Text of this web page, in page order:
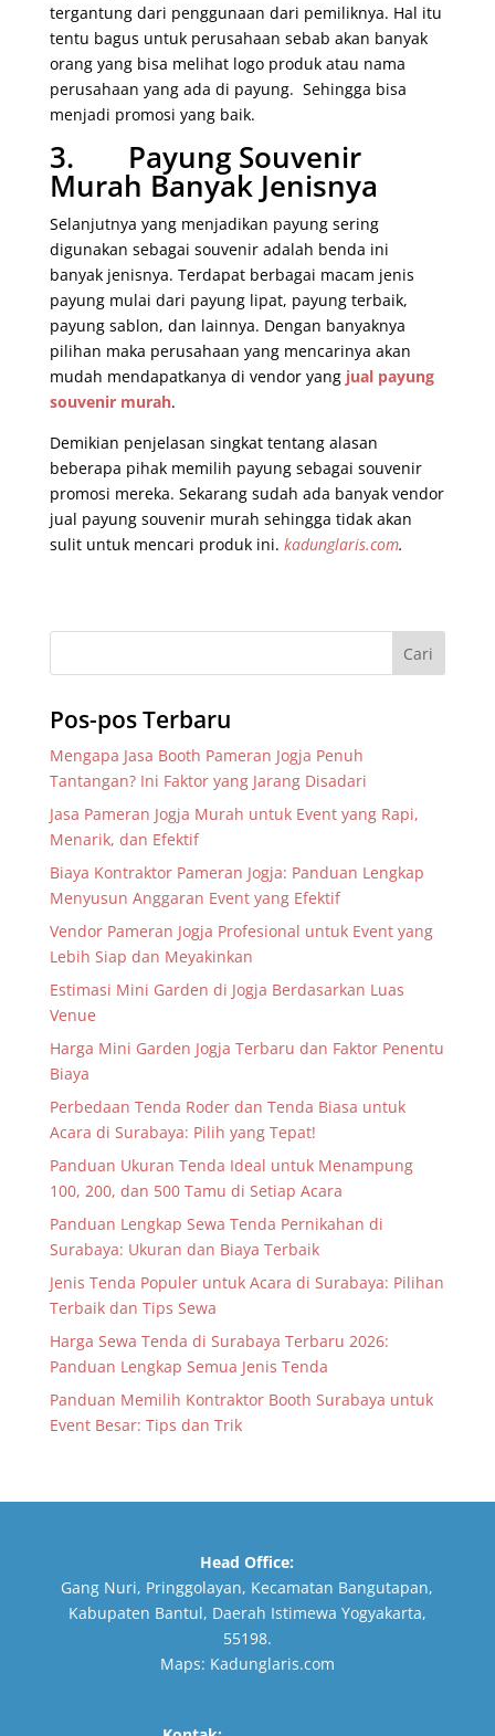
tergantung dari penggunaan dari pemiliknya. Hal itu
tentu bagus untuk perusahaan sebab akan banyak
orang yang bisa melihat logo produk atau nama
perusahaan yang ada di payung. Sehingga bisa
menjadi promosi yang baik.
3. Payung Souvenir
Murah Banyak Jenisnya
Selanjutnya yang menjadikan payung sering
digunakan sebagai souvenir adalah benda ini
banyak jenisnya. Terdapat berbagai macam jenis
payung mulai dari payung lipat, payung terbaik,
payung sablon, dan lainnya. Dengan banyaknya
pilihan maka perusahaan yang mencarinya akan
mudah mendapatkanya di vendor yang jual payung
souvenir murah.
Demikian penjelasan singkat tentang alasan
beberapa pihak memilih payung sebagai souvenir
promosi mereka. Sekarang sudah ada banyak vendor
jual payung souvenir murah sehingga tidak akan
sulit untuk mencari produk ini. kadunglaris.com.
Pos-pos Terbaru
Mengapa Jasa Booth Pameran Jogja Penuh
Tantangan? Ini Faktor yang Jarang Disadari
Jasa Pameran Jogja Murah untuk Event yang Rapi,
Menarik, dan Efektif
Biaya Kontraktor Pameran Jogja: Panduan Lengkap
Menyusun Anggaran Event yang Efektif
Vendor Pameran Jogja Profesional untuk Event yang
Lebih Siap dan Meyakinkan
Estimasi Mini Garden di Jogja Berdasarkan Luas
Venue
Harga Mini Garden Jogja Terbaru dan Faktor Penentu
Biaya
Perbedaan Tenda Roder dan Tenda Biasa untuk
Acara di Surabaya: Pilih yang Tepat!
Panduan Ukuran Tenda Ideal untuk Menampung
100, 200, dan 500 Tamu di Setiap Acara
Panduan Lengkap Sewa Tenda Pernikahan di
Surabaya: Ukuran dan Biaya Terbaik
Jenis Tenda Populer untuk Acara di Surabaya: Pilihan
Terbaik dan Tips Sewa
Harga Sewa Tenda di Surabaya Terbaru 2026:
Panduan Lengkap Semua Jenis Tenda
Panduan Memilih Kontraktor Booth Surabaya untuk
Event Besar: Tips dan Trik
Head Office:
Gang Nuri, Pringgolayan, Kecamatan Bangutapan,
Kabupaten Bantul, Daerah Istimewa Yogyakarta,
55198.
Maps: Kadunglaris.com